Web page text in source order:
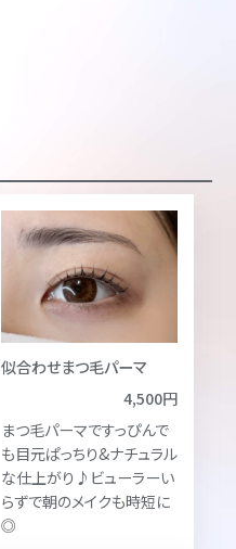
似合わせまつ毛パーマ
4,500円
まつ毛パーマですっぴんで
も目元ぱっちり&ナチュラル
な仕上がり♪ビューラーい
らずで朝のメイクも時短に
◎